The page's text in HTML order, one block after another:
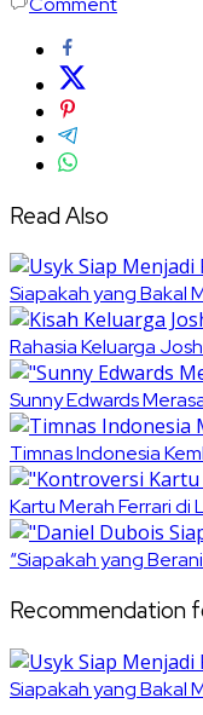
Read Also
Siapakah yang Bakal
Rahasia Keluarga
Sunny Edwards
Timnas Indonesia
Kartu Merah Ferrari di
“Siapakah yang
Recommendation
Siapakah yang Bakal